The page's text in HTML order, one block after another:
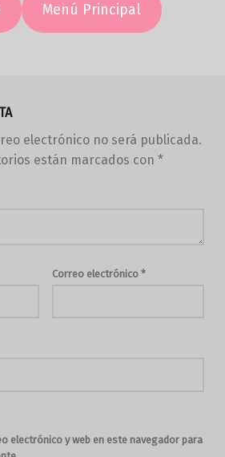
Menú Principal
electrónico no será publicada.
están marcados con *
Correo electrónico *
electrónico y web en este navegador para